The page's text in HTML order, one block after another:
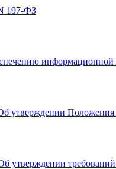
197-ФЗ
Положения
утверждении